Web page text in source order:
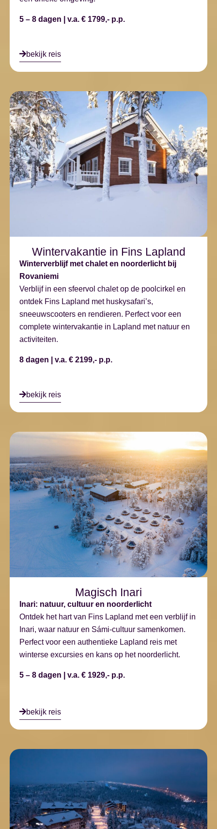
5 – 8 dagen | v.a. € 1799,- p.p.
bekijk reis
Wintervakantie in Fins Lapland
Winterverblijf met chalet en noorderlicht bij
Rovaniemi
Verblijf in een sfeervol chalet op de poolcirkel en
ontdek Fins Lapland met huskysafari’s,
sneeuwscooters en rendieren. Perfect voor een
complete wintervakantie in Lapland met natuur en
activiteiten.
8 dagen | v.a. € 2199,- p.p.
bekijk reis
Magisch Inari
Inari: natuur, cultuur en noorderlicht
Ontdek het hart van Fins Lapland met een verblijf in
Inari, waar natuur en Sámi-cultuur samenkomen.
Perfect voor een authentieke Lapland reis met
winterse excursies en kans op het noorderlicht.
5 – 8 dagen | v.a. € 1929,- p.p.
bekijk reis